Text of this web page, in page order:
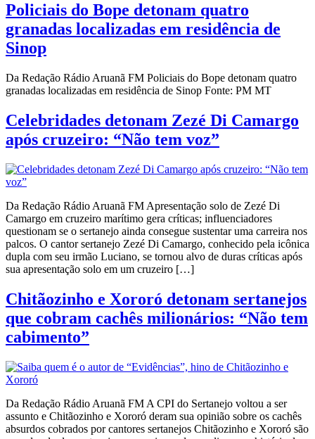
Policiais do Bope detonam quatro
granadas localizadas em residência de
Sinop
Da Redação Rádio Aruanã FM Policiais do Bope detonam quatro
granadas localizadas em residência de Sinop Fonte: PM MT
Celebridades detonam Zezé Di Camargo
após cruzeiro: “Não tem voz”
Da Redação Rádio Aruanã FM Apresentação solo de Zezé Di
Camargo em cruzeiro marítimo gera críticas; influenciadores
questionam se o sertanejo ainda consegue sustentar uma carreira nos
palcos. O cantor sertanejo Zezé Di Camargo, conhecido pela icônica
dupla com seu irmão Luciano, se tornou alvo de duras críticas após
sua apresentação solo em um cruzeiro […]
Chitãozinho e Xororó detonam sertanejos
que cobram cachês milionários: “Não tem
cabimento”
Da Redação Rádio Aruanã FM A CPI do Sertanejo voltou a ser
assunto e Chitãozinho e Xororó deram sua opinião sobre os cachês
absurdos cobrados por cantores sertanejos Chitãozinho e Xororó são